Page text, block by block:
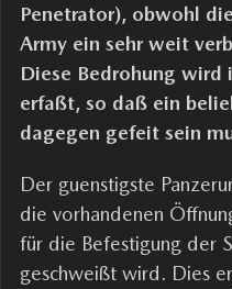
Penetrator), obwohl
Army ein sehr weit
Diese Bedrohung wird
erfaßt, so daß ein
dagegen gefeit sein
Der guenstigste
die vorhandenen
für die Befestigung der
geschweißt wird. Dies